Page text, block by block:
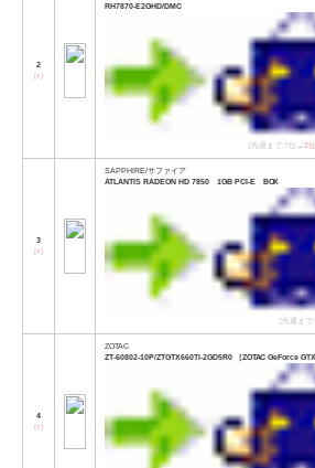
2
[↑]
RH7870-E2GHD/DMC
[先週まで:7位→2位
3
[↑]
SAPPHIRE/サファイア
ATLANTIS RADEON HD 7850 1GB PCI-E BOX
[先週ま
4
[↑]
ZOTAC
ZT-60802-10P/ZTGTX660Ti-2GD5R0 ［ZOTAC GeForce